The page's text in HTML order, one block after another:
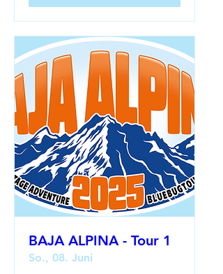
BAJA ALPINA - Tour 1
So., 08. Juni